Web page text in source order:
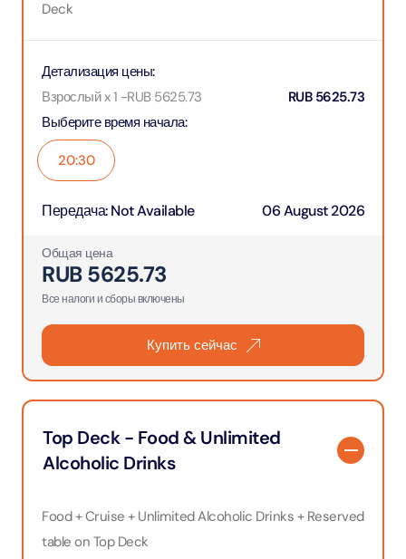
Deck
Выберите время начала:
20:30
Детализация цены:
Взрослый x 1 -RUB 5625.73 RUB 5625.73
Передача:Not Available 06 August 2026
Общая цена
RUB5625.73
Все налоги и сборы включены
Купить сейчас
Top Deck - Food & Unlimited
Alcoholic Drinks
Food + Cruise + Unlimited Alcoholic Drinks + Reserved
table on Top Deck